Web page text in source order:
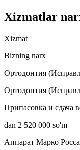
Xizmatlar
Xizmat
Bizning narx
Ортодонтия
Ортодонтия
Припасовка и сдача
dan 2 520 000 so'm
Аппарат Марко Росса